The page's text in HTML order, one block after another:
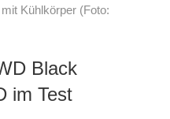
Kühlkörper (Foto:
Black
im Test